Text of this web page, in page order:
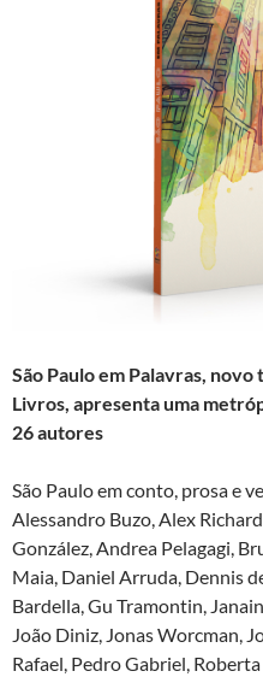
São Paulo em Palavras,
Livros, apresenta uma
26 autores
São Paulo em conto, prosa e
Alessandro Buzo, Alex
González, Andrea Pelagagi,
Maia, Daniel Arruda, Dennis
Bardella, Gu Tramontin,
João Diniz, Jonas Worcman,
Rafael, Pedro Gabriel,